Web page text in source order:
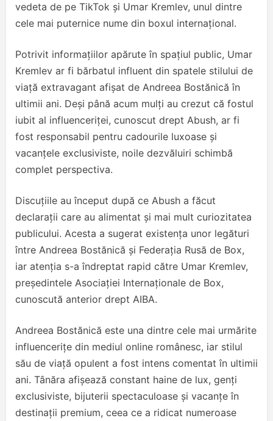
vedeta de pe TikTok și Umar Kremlev, unul dintre
cele mai puternice nume din boxul internațional.
Potrivit informațiilor apărute în spațiul public, Umar
Kremlev ar fi bărbatul influent din spatele stilului de
viață extravagant afișat de Andreea Bostănică în
ultimii ani. Deși până acum mulți au crezut că fostul
iubit al influenceriței, cunoscut drept Abush, ar fi
fost responsabil pentru cadourile luxoase și
vacanțele exclusiviste, noile dezvăluiri schimbă
complet perspectiva.
Discuțiile au început după ce Abush a făcut
declarații care au alimentat și mai mult curiozitatea
publicului. Acesta a sugerat existența unor legături
între Andreea Bostănică și Federația Rusă de Box,
iar atenția s-a îndreptat rapid către Umar Kremlev,
președintele Asociației Internaționale de Box,
cunoscută anterior drept AIBA.
Andreea Bostănică este una dintre cele mai urmărite
influencerițe din mediul online românesc, iar stilul
său de viață opulent a fost intens comentat în ultimii
ani. Tânăra afișează constant haine de lux, genți
exclusiviste, bijuterii spectaculoase și vacanțe în
destinații premium, ceea ce a ridicat numeroase